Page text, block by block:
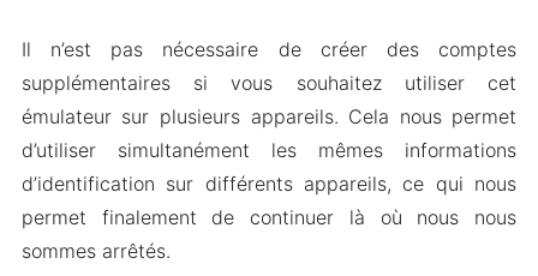
Il n’est pas nécessaire de créer des comptes
supplémentaires si vous souhaitez utiliser cet
émulateur sur plusieurs appareils. Cela nous permet
d’utiliser simultanément les mêmes informations
d’identification sur différents appareils, ce qui nous
permet finalement de continuer là où nous nous
sommes arrêtés.